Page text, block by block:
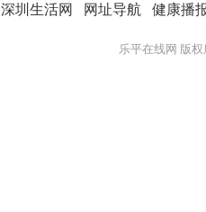
深圳生活网 网址导航 健康播
乐平在线网 版